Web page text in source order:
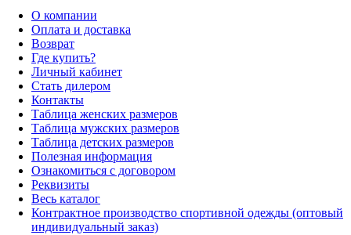
О компании
Оплата и доставка
Возврат
Где купить?
Личный кабинет
Стать дилером
Контакты
Таблица женских размеров
Таблица мужских размеров
Таблица детских размеров
Полезная информация
Ознакомиться с договором
Реквизиты
Весь каталог
Контрактное производство спортивной одежды (оптовый
индивидуальный заказ)